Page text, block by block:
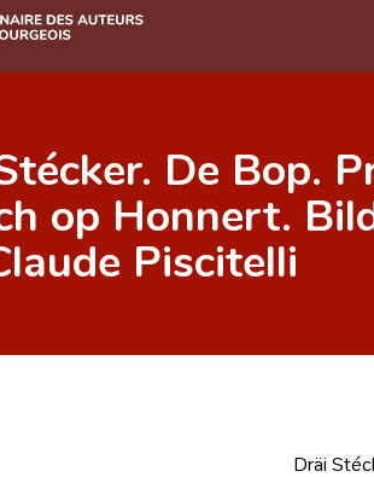
A-Z
avancée
questions
De Bop.
op Honnert.
Piscitelli
Dräi